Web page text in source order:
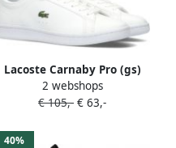
Lacoste Carnaby Pro (gs)
Tennis Schoenen white
white maat: 37 beschikbare
2 webshops
€ 105,- € 63,-
40%